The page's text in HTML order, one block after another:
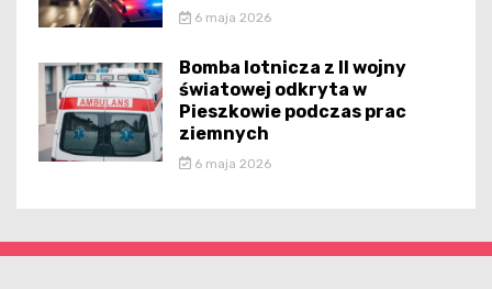
6 maja 2026
Bomba lotnicza z II wojny
światowej odkryta w
Pieszkowie podczas prac
ziemnych
6 maja 2026